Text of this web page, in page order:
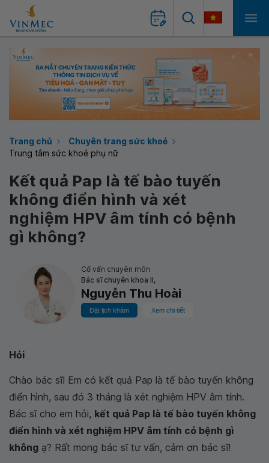
Trang chủ
Chuyên trang sức khoẻ
Trung tâm sức khoẻ phụ nữ
Kết quả Pap là tế bào tuyến
không điển hình và xét
nghiệm HPV âm tính có bệnh
gì không?
Cố vấn chuyên môn
Bác sĩ chuyên khoa II,
Nguyễn Thu Hoài
Đặt lịch khám Xem chi tiết
Hỏi
Chào bác sĩ! Em có kết quả Pap là tế bào tuyến không
điển hình, sau đó 3 tháng là xét nghiệm HPV âm tính.
Bác sĩ cho em hỏi, kết quả Pap là tế bào tuyến không
điển hình và xét nghiệm HPV âm tính có bệnh gì
không ạ? Rất mong bác sĩ tư vấn, cảm ơn bác sĩ!